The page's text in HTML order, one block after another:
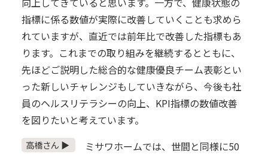
指標に係る数値が実際に改善していくことも求めら
れていますが、直近では前年比で改善した指標もあ
ります。これまでの取り組みを継続するとともに、
先ほどご説明した総合的な健康優良チーム表彰とい
った新しいチャレンジもしていきながら、今後も社
員のヘルスリテラシーの向上、KPI指標の数値改善
を図りたいと考えています。
高橋さん ▶
ミサワホームでは、世間と同様に50